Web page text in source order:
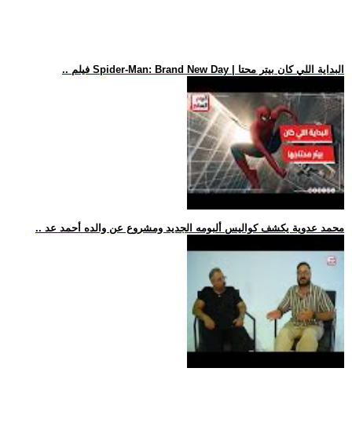
.. فيلم Spider-Man: Brand New Day | البداية اللي كان بيتر محتا
.. محمد عدوية يكشف كواليس ألبومه الجديد ومشروع عن والده أحمد عد